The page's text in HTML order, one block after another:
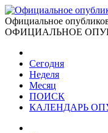
Официальное
ОФИЦИАЛЬНОЕ
Сегодня
Неделя
Месяц
ПОИСК
КАЛЕНДАРЬ